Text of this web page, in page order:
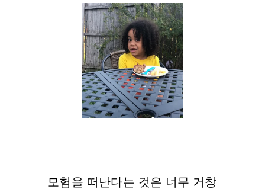
모험을 떠난다는 것은 너무 거창